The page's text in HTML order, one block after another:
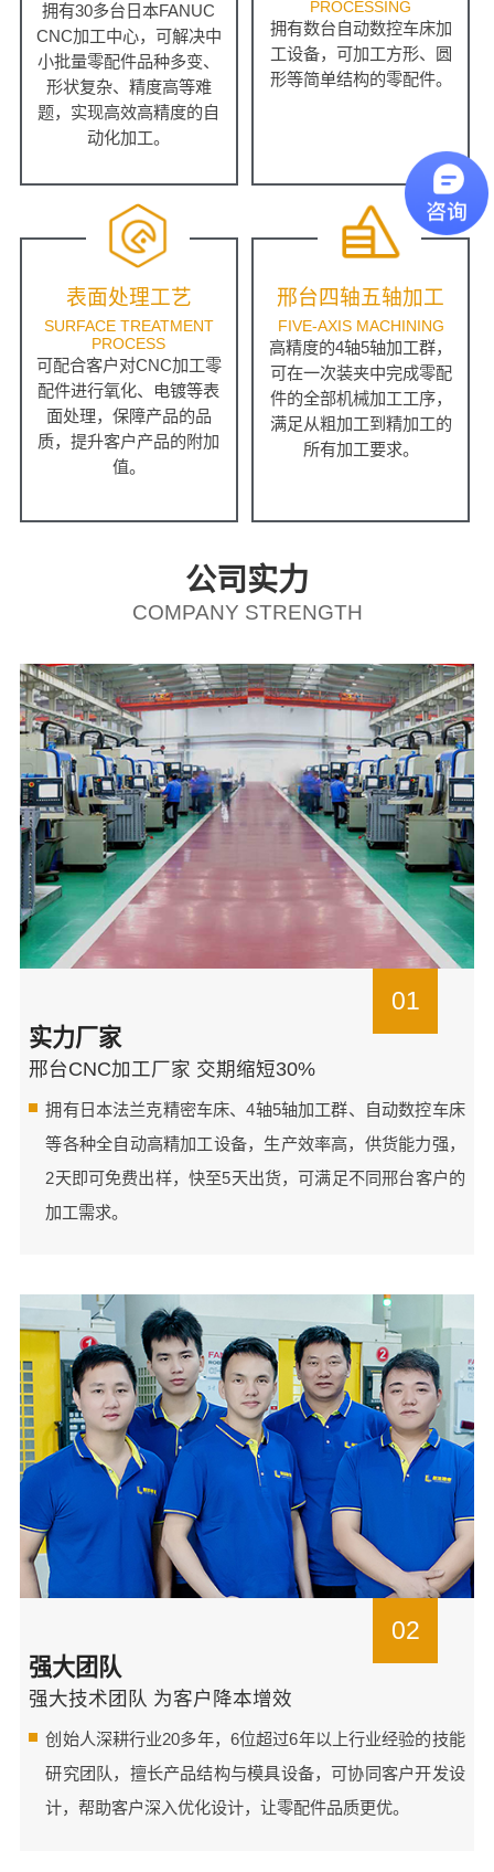
拥有30多台日本FANUC
CNC加工中心，可解决中
小批量零配件品种多变、
形状复杂、精度高等难
题，实现高效高精度的自
动化加工。
PROCESSING
拥有数台自动数控车床加
工设备，可加工方形、圆
形等简单结构的零配件。
表面处理工艺
SURFACE TREATMENT
PROCESS
可配合客户对CNC加工零
配件进行氧化、电镀等表
面处理，保障产品的品
质，提升客户产品的附加
值。
邢台四轴五轴加工
FIVE-AXIS MACHINING
高精度的4轴5轴加工群，
可在一次装夹中完成零配
件的全部机械加工工序，
满足从粗加工到精加工的
所有加工要求。
公司实力
COMPANY STRENGTH
01
实力厂家
邢台CNC加工厂家 交期缩短30%
拥有日本法兰克精密车床、4轴5轴加工群、自动数控车床
等各种全自动高精加工设备，生产效率高，供货能力强，
2天即可免费出样，快至5天出货，可满足不同邢台客户的
加工需求。
02
强大团队
强大技术团队 为客户降本增效
创始人深耕行业20多年，6位超过6年以上行业经验的技能
研究团队，擅长产品结构与模具设备，可协同客户开发设
计，帮助客户深入优化设计，让零配件品质更优。